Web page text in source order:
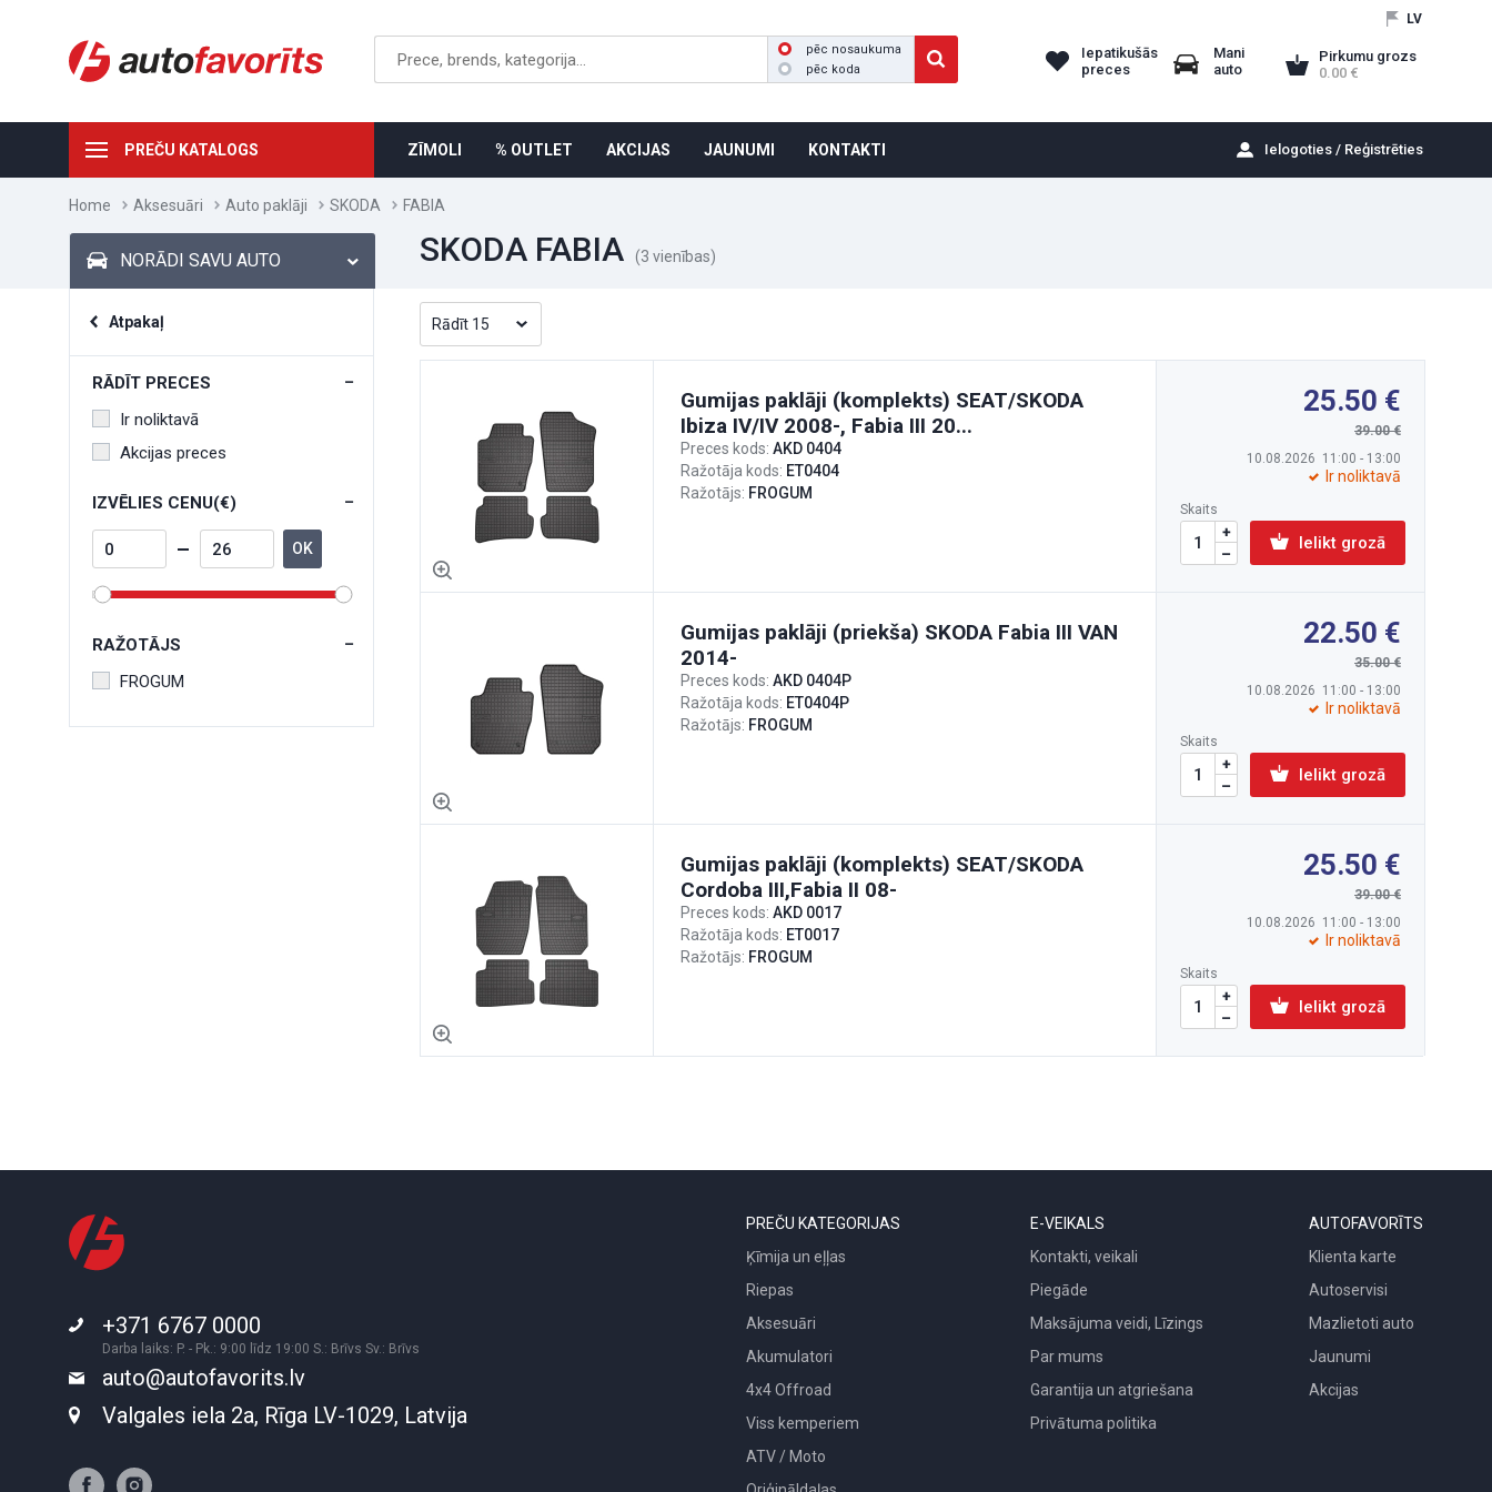
LV
Iepatikušās
preces
Mani
auto
Pirkumu grozs
0.00
pēc nosaukuma
pēc koda
Ielogoties / Reģistrēties
PREČU KATALOGS ZĪMOLI % OUTLET AKCIJAS JAUNUMI KONTAKTI
Home Aksesuāri Auto paklāji SKODA FABIA
SKODA FABIA (3 vienības)
NORĀDI SAVU AUTO
Atpakaļ
RĀDĪT PRECES
Ir noliktavā
Akcijas preces
IZVĒLIES CENU(€)
OK
RAŽOTĀJS
FROGUM
Gumijas paklāji (komplekts) SEAT/SKODA
Ibiza IV/IV 2008-, Fabia III 20...
Preces kods: AKD 0404
Ražotāja kods: ET0404
Ražotājs: FROGUM
25.50
39.00
10.08.2026 11:00 - 13:00
Ir noliktavā
Skaits
Ielikt grozā
Gumijas paklāji (priekša) SKODA Fabia III VAN
2014-
Preces kods: AKD 0404P
Ražotāja kods: ET0404P
Ražotājs: FROGUM
22.50
35.00
10.08.2026 11:00 - 13:00
Ir noliktavā
Skaits
Ielikt grozā
Gumijas paklāji (komplekts) SEAT/SKODA
Cordoba III,Fabia II 08-
Preces kods: AKD 0017
Ražotāja kods: ET0017
Ražotājs: FROGUM
25.50
39.00
10.08.2026 11:00 - 13:00
Ir noliktavā
Skaits
Ielikt grozā
+371 6767 0000
Darba laiks: P. - Pk.: 9:00 līdz 19:00 S.: Brīvs Sv.: Brīvs
auto@autofavorits.lv
Valgales iela 2a, Rīga LV-1029, Latvija
PREČU KATEGORIJAS
Ķīmija un eļļas
Riepas
Aksesuāri
Akumulatori
4x4 Offroad
Viss kemperiem
ATV / Moto
E-VEIKALS
Kontakti, veikali
Piegāde
Maksājuma veidi, Līzings
Par mums
Garantija un atgriešana
Privātuma politika
AUTOFAVORĪTS
Klienta karte
Autoservisi
Mazlietoti auto
Jaunumi
Akcijas